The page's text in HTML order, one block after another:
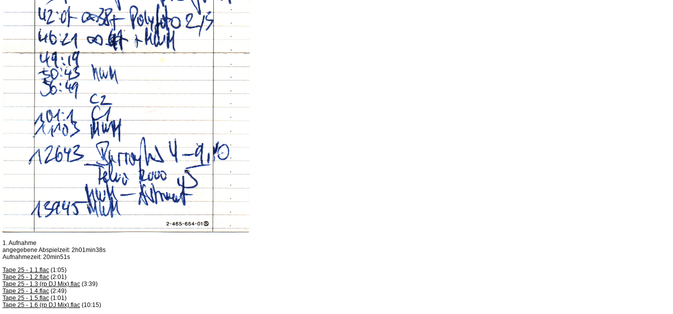
1. Aufnahme
angegebene Abspielzeit: 2h01min38s
Aufnahmezeit: 20min51s
Tape 25 - 1.1.flac (1:05)
Tape 25 - 1.2.flac (2:01)
Tape 25 - 1.3 (rp DJ Mix).flac (3:39)
Tape 25 - 1.4.flac (2:49)
Tape 25 - 1.5.flac (1:01)
Tape 25 - 1.6 (rp DJ Mix).flac (10:15)